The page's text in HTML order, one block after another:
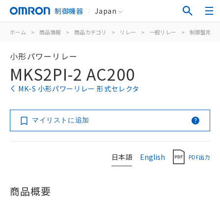
制御機器 Japan
ホーム > 商品情報 > 商品カテゴリ > リレー > 一般リレー > 制御盤用
小形パワーリレー
MKS2PI-2 AC200
MK-S 小形パワーリレー 形式セレクタ
マイリストに追加
日本語 English PDF出力
商品概要